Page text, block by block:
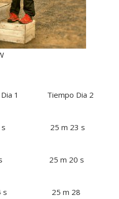
1 Tiempo Dia 2
09 s 25 m 23 s
m 13 s 25 m 20 s
14 s 25 m 28